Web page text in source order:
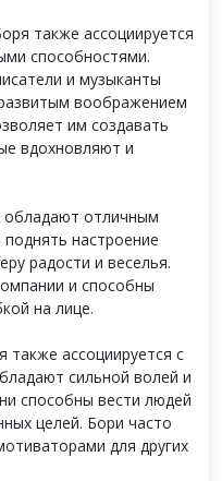
также ассоциируется
способностями.
и музыканты
воображением
им создавать
вдохновляют и
отличным
настроение
радости и веселья.
и способны
на лице.
также ассоциируется с
сильной волей и
способны вести людей
целей. Бори часто
для других